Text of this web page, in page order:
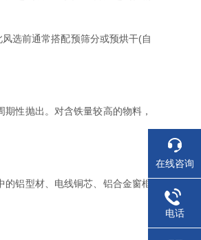
选前通常搭配预筛分或预烘干(自
性抛出。对含铁量较高的物料，
铝型材、电线铜芯、铝合金窗框
在线咨询
电话